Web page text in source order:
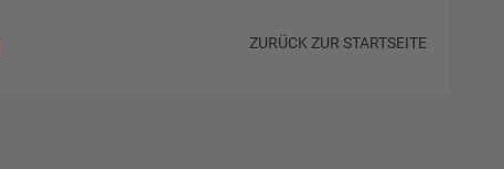
ZURÜCK ZUR STARTSEITE